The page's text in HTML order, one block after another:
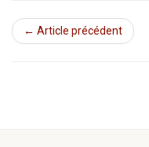
← Article précédent